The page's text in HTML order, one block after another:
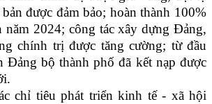
được đảm bảo; hoàn thành 100%
năm 2024; công tác xây dựng Đảng,
chính trị được tăng cường; từ đầu
Đảng bộ thành phố đã kết nạp được
chỉ tiêu phát triển kinh tế - xã hội